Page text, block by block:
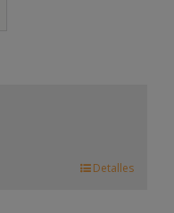
Detalles